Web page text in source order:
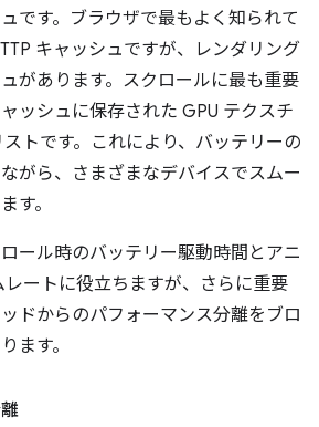
です。ブラウザで最もよく知られて
キャッシュですが、レンダリング
があります。スクロールに最も重要
ッシュに保存された GPU テクスチ
トです。これにより、バッテリーの
がら、さまざまなデバイスでスムー
す。
ール時のバッテリー駆動時間とアニ
ートに役立ちますが、さらに重要
ドからのパフォーマンス分離をブロ
ます。